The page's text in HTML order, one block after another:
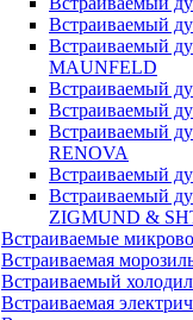
Встраиваемый
Встраиваемый
MAUNFELD
Встраиваемый
Встраиваемый
Встраиваемый
RENOVA
Встраиваемый
Встраиваемый
ZIGMUND &
Встраиваемые
Встраиваемая
Встраиваемый
Встраиваемая